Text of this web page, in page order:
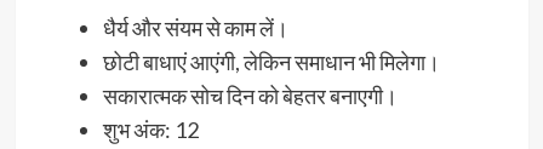
धैर्य और संयम से काम लें।
छोटी बाधाएं आएंगी, लेकिन समाधान भी मिलेगा।
सकारात्मक सोच दिन को बेहतर बनाएगी।
शुभ अंक: 12